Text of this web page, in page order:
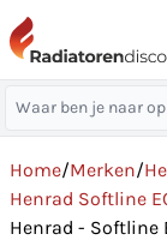
Home/Merken/
Henrad Softline
Henrad - Softline